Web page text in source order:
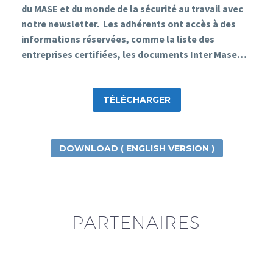
du MASE et du monde de la sécurité au travail avec
notre newsletter. Les adhérents ont accès à des
informations réservées, comme la liste des
entreprises certifiées, les documents Inter Mase…
TÉLÉCHARGER
DOWNLOAD ( ENGLISH VERSION )
PARTENAIRES